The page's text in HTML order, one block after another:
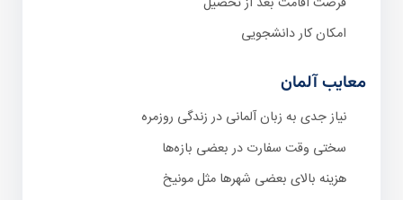
امکان کار دانشجویی
معایب آلمان
نیاز جدی به زبان آلمانی در زندگی روزمره
سختی وقت سفارت در بعضی بازه‌ها
هزینه بالای بعضی شهرها مثل مونیخ